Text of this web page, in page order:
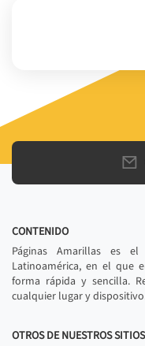
CONTENIDO
Páginas Amarillas es
Latinoamérica, en el que
forma rápida y sencilla.
cualquier lugar y
OTROS DE NUESTROS SITIOS